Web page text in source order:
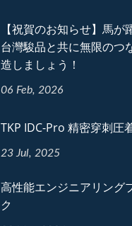
【祝賀のお知らせ】馬が
台灣駿品と共に無限のつ
造しましょう！
06 Feb, 2026
TKP IDC-Pro 精密穿刺圧
23 Jul, 2025
高性能エンジニアリング
ク